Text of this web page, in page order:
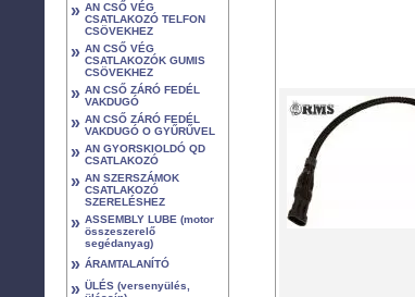
» AN CSŐ VÉG
CSATLAKOZÓ TELFON
CSÖVEKHEZ
» AN CSŐ VÉG
CSATLAKOZÓK GUMIS
CSÖVEKHEZ
» AN CSŐ ZÁRÓ FEDÉL
VAKDUGÓ
» AN CSŐ ZÁRÓ FEDÉL
VAKDUGÓ O GYŰRŰVEL
» AN GYORSKIOLDÓ QD
CSATLAKOZÓ
» AN SZERSZÁMOK
CSATLAKOZÓ
SZERELÉSHEZ
» ASSEMBLY LUBE (motor
összeszerelő
segédanyag)
» ÁRAMTALANÍTÓ
» ÜLÉS (versenyülés,